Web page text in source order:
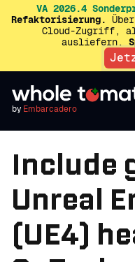
VA 2026.4
Refaktorisierung.
Cloud-Zugriff,
ausliefern.
by Embarcadero
Include
Unreal
(UE4)